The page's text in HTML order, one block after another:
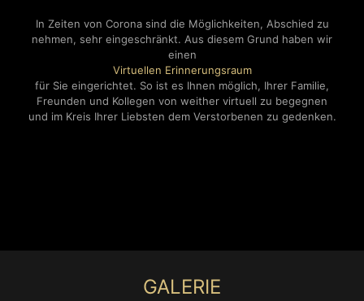
In Zeiten von Corona sind die Möglichkeiten, Abschied zu
nehmen, sehr eingeschränkt. Aus diesem Grund haben wir
einen
Virtuellen Erinnerungsraum
für Sie eingerichtet. So ist es Ihnen möglich, Ihrer Familie,
Freunden und Kollegen von weither virtuell zu begegnen
und im Kreis Ihrer Liebsten dem Verstorbenen zu gedenken.
GALERIE